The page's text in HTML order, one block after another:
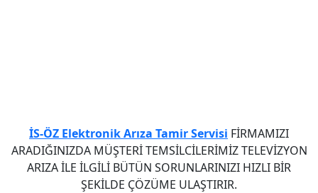
İS-ÖZ Elektronik Arıza Tamir Servisi FİRMAMIZI
ARADIĞINIZDA MÜŞTERİ TEMSİLCİLERİMİZ TELEVİZYON
ARIZA İLE İLGİLİ BÜTÜN SORUNLARINIZI HIZLI BİR
ŞEKİLDE ÇÖZÜME ULAŞTIRIR.